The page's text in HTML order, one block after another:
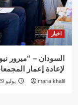
اخبار
السودان – “ميرور
لإعادة إعمار
maria khalil يوليو 29, 2026